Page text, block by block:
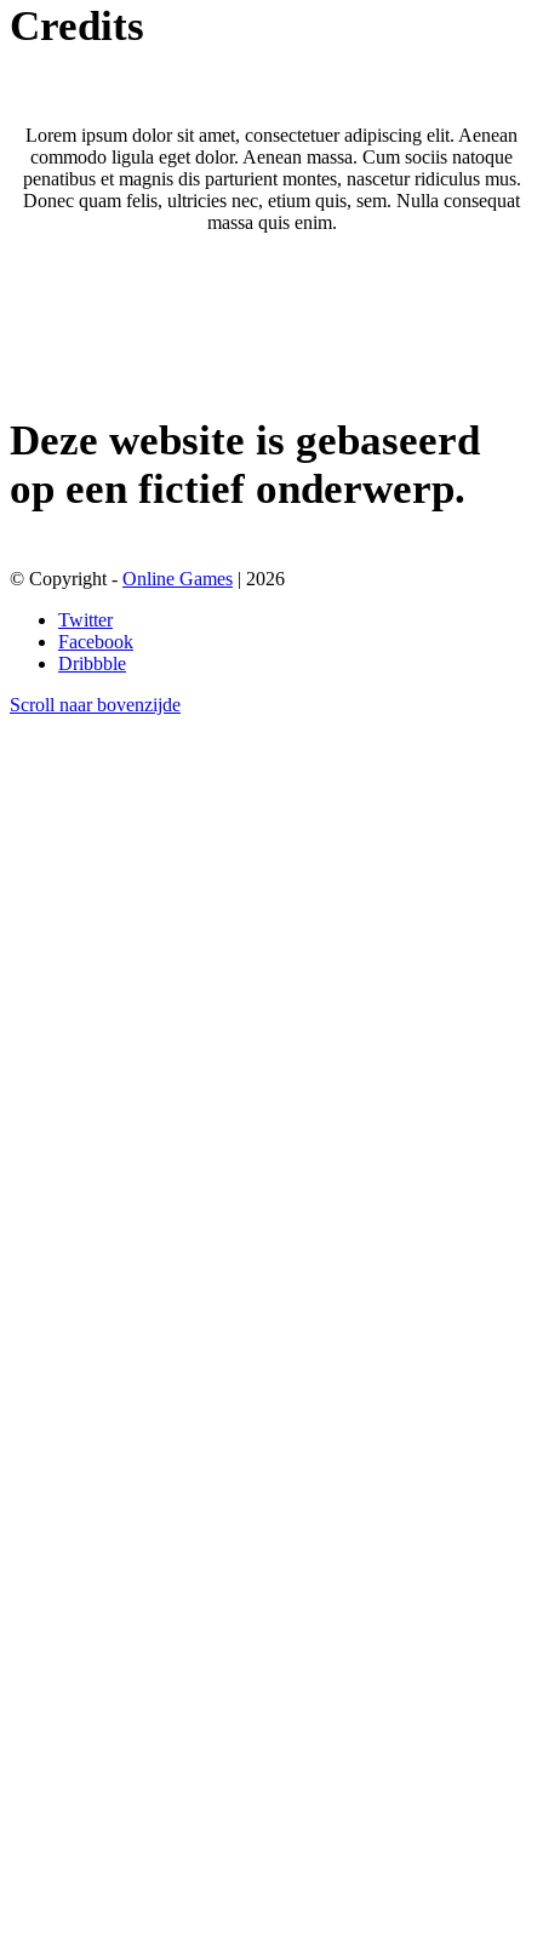
Credits
Lorem ipsum dolor sit amet, consectetuer adipiscing elit. Aenean
commodo ligula eget dolor. Aenean massa. Cum sociis natoque
penatibus et magnis dis parturient montes, nascetur ridiculus mus.
Donec quam felis, ultricies nec, etium quis, sem. Nulla consequat
massa quis enim.
Deze website is gebaseerd
op een fictief onderwerp.
© Copyright - Online Games | 2026
Twitter
Facebook
Dribbble
Scroll naar bovenzijde